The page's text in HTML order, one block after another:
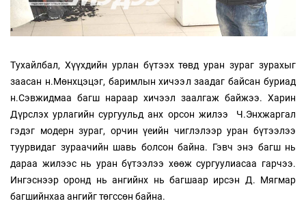
Тухайлбал, Хүүхдийн урлан бүтээх төвд уран зураг зурахыг
заасан н.Мөнхцэцэг, баримлын хичээл заадаг байсан буриад
н.Сэвжидмаа багш нараар хичээл заалгаж байжээ. Харин
Дүрслэх урлагийн сургуульд анх орсон жилээ Ч.Энхжаргал
гэдэг модерн зураг, орчин үеийн чиглэлээр уран бүтээлээ
туурвидаг зураачийн шавь болсон байна. Гэвч энэ багш нь
дараа жилээс нь уран бүтээлээ хөөж сургуулиасаа гарчээ.
Ингэснээр оронд нь ангийнх нь багшаар ирсэн Д. Мягмар
багшийнхаа ангийг төгссөн байна.